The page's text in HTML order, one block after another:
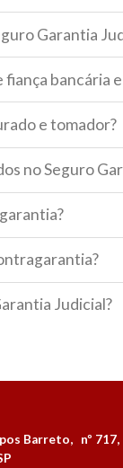
Garantia
bancária
e tomador?
no Seguro
Judicial?
Barreto, nº 717,